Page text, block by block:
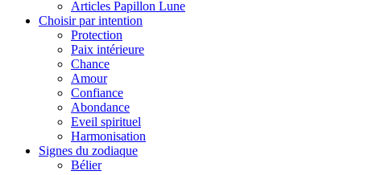
Articles Papillon Lune
Choisir par intention
Protection
Paix intérieure
Chance
Amour
Confiance
Abondance
Eveil spirituel
Harmonisation
Signes du zodiaque
Bélier